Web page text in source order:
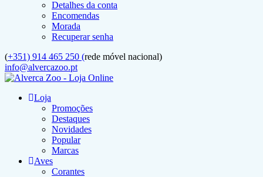
Detalhes da conta
Encomendas
Morada
Recuperar senha
(+351) 914 465 250 (rede móvel nacional)
info@alvercazoo.pt
Loja
Promoções
Destaques
Novidades
Popular
Marcas
Aves
Corantes